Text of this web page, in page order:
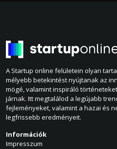
A Startup online felületein olyan
mélyebb betekintést nyújtanak az
mögé, valamint inspiráló
járnak. Itt megtalálod a legújabb
fejleményeket, valamint a hazai és
legfrissebb eredményeit.
Információk
Impresszum